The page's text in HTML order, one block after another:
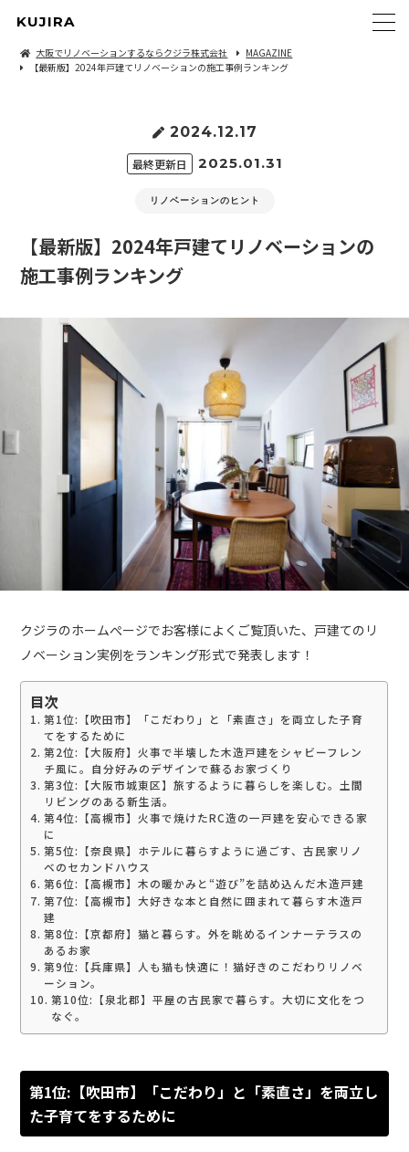
KUJIRA
大阪でリノベーションするならクジラ株式会社
MAGAZINE
【最新版】2024年戸建てリノベーションの施工事例ランキング
2024.12.17
最終更新日 2025.01.31
リノベーションのヒント
【最新版】2024年戸建てリノベーションの
施工事例ランキング
クジラのホームぺージでお客様によくご覧頂いた、戸建てのリ
ノベーション実例をランキング形式で発表します！
目次
第1位:【吹田市】「こだわり」と「素直さ」を両立した子育
てをするために
第2位:【大阪府】火事で半壊した木造戸建をシャビーフレン
チ風に。自分好みのデザインで蘇るお家づくり
第3位:【大阪市城東区】旅するように暮らしを楽しむ。土間
リビングのある新生活。
第4位:【高槻市】火事で焼けたRC造の一戸建を安心できる家
に
第5位:【奈良県】ホテルに暮らすように過ごす、古民家リノ
ベのセカンドハウス
第6位:【高槻市】木の暖かみと“遊び”を詰め込んだ木造戸建
第7位:【高槻市】大好きな本と自然に囲まれて暮らす木造戸
建
第8位:【京都府】猫と暮らす。外を眺めるインナーテラスの
あるお家
第9位:【兵庫県】人も猫も快適に！猫好きのこだわりリノベ
ーション。
第10位:【泉北郡】平屋の古民家で暮らす。大切に文化をつ
なぐ。
第1位:【吹田市】「こだわり」と「素直さ」を両立し
た子育てをするために